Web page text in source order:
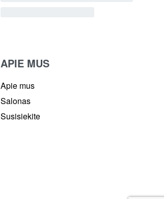
APIE MUS
Apie mus
Salonas
Susisiekite